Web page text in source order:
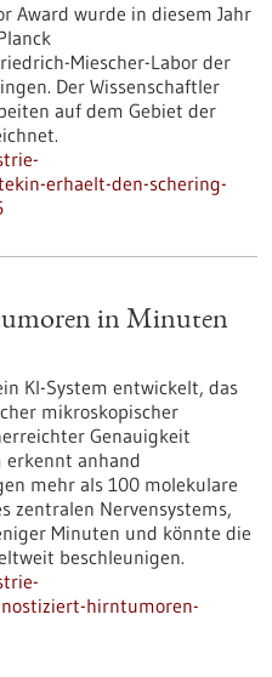
Award wurde in diesem Jahr
Miescher-Labor der
Der Wissenschaftler
auf dem Gebiet der
erhaelt-den-schering-
in Minuten
KI-System entwickelt, das
mikroskopischer
Genauigkeit
erkennt anhand
mehr als 100 molekulare
zentralen Nervensystems,
Minuten und könnte die
beschleunigen.
hirntumoren-